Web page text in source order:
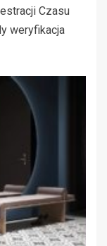
Czasu
weryfikacja